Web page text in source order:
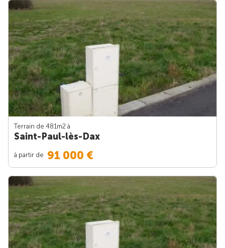
Terrain de 481m2 à
Saint-Paul-lès-Dax
à partir de 91 000 €